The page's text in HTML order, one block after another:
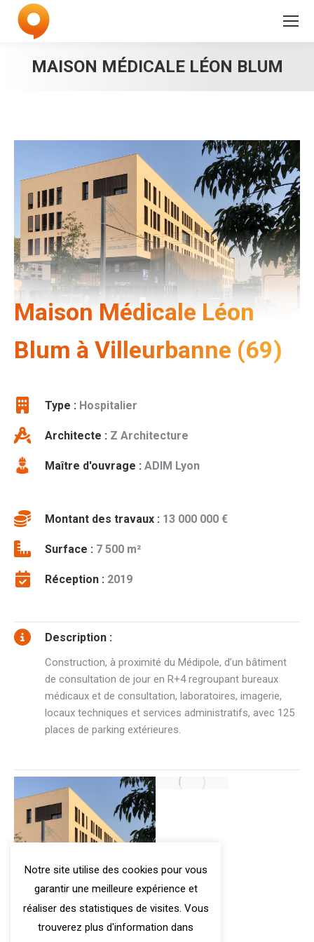
MAISON MÉDICALE LÉON BLUM
Maison Médicale Léon
Blum à Villeurbanne (69)
Type : Hospitalier
Architecte : Z Architecture
Maître d'ouvrage : ADIM Lyon
Montant des travaux : 13 000 000 €
Surface : 7 500 m²
Réception : 2019
Description :
Construction, à proximité du Médipole, d’un bâtiment
de consultation de jour en R+4 regroupant bureaux
médicaux et de consultation, laboratoires, imagerie,
locaux techniques et services administratifs, avec 125
places de parking extérieures.
Notre site utilise des cookies pour vous
garantir une meilleure expérience et
réaliser des statistiques de visites. Vous
trouverez plus d'information dans